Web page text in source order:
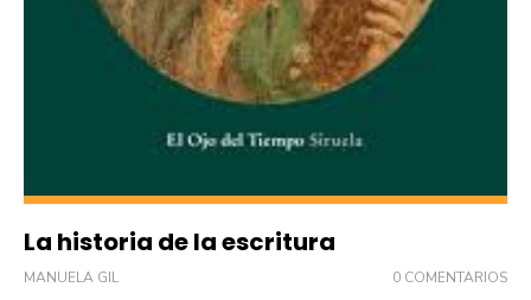
La historia de la escritura
MANUELA GIL 0 COMENTARIOS